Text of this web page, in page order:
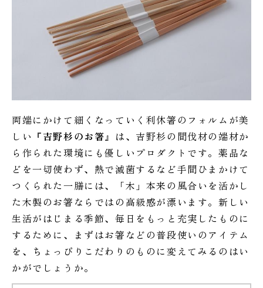
両端にかけて細くなっていく利休箸のフォルムが美
しい『吉野杉のお箸』は、吉野杉の間伐材の端材か
ら作られた環境にも優しいプロダクトです。薬品な
どを一切使わず、熱で滅菌するなど手間ひまかけて
つくられた一膳には、「木」本来の風合いを活かし
た木製のお箸ならではの高級感が漂います。新しい
生活がはじまる季節、毎日をもっと充実したものに
するために、まずはお箸などの普段使いのアイテム
を、ちょっぴりこだわりのものに変えてみるのはい
かがでしょうか。